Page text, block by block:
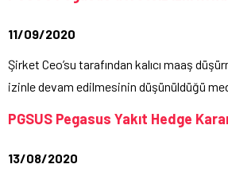
11/09/2020
Şirket Ceo’su tarafından kalıcı maaş
izinle devam edilmesinin düşünüldüğü
PGSUS Pegasus Yakıt Hedge
13/08/2020